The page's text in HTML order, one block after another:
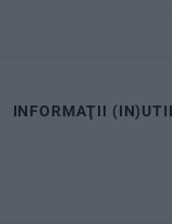
INFORMAŢII